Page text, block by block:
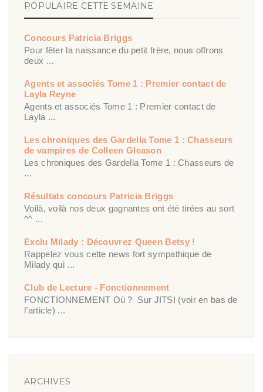
POPULAIRE CETTE SEMAINE
Concours Patricia Briggs
Pour fêter la naissance du petit frère, nous offrons
deux ...
Agents et associés Tome 1 : Premier contact de
Layla Reyne
Agents et associés Tome 1 : Premier contact de
Layla ...
Les chroniques des Gardella Tome 1 : Chasseurs
de vampires de Colleen Gleason
Les chroniques des Gardella Tome 1 : Chasseurs de
...
Résultats concours Patricia Briggs
Voilà, voilà nos deux gagnantes ont été tirées au sort
^^ ...
Exclu Milady : Découvrez Queen Betsy !
Rappelez vous cette news fort sympathique de
Milady qui ...
Club de Lecture - Fonctionnement
FONCTIONNEMENT Où ? Sur JITSI (voir en bas de
l’article) ...
ARCHIVES